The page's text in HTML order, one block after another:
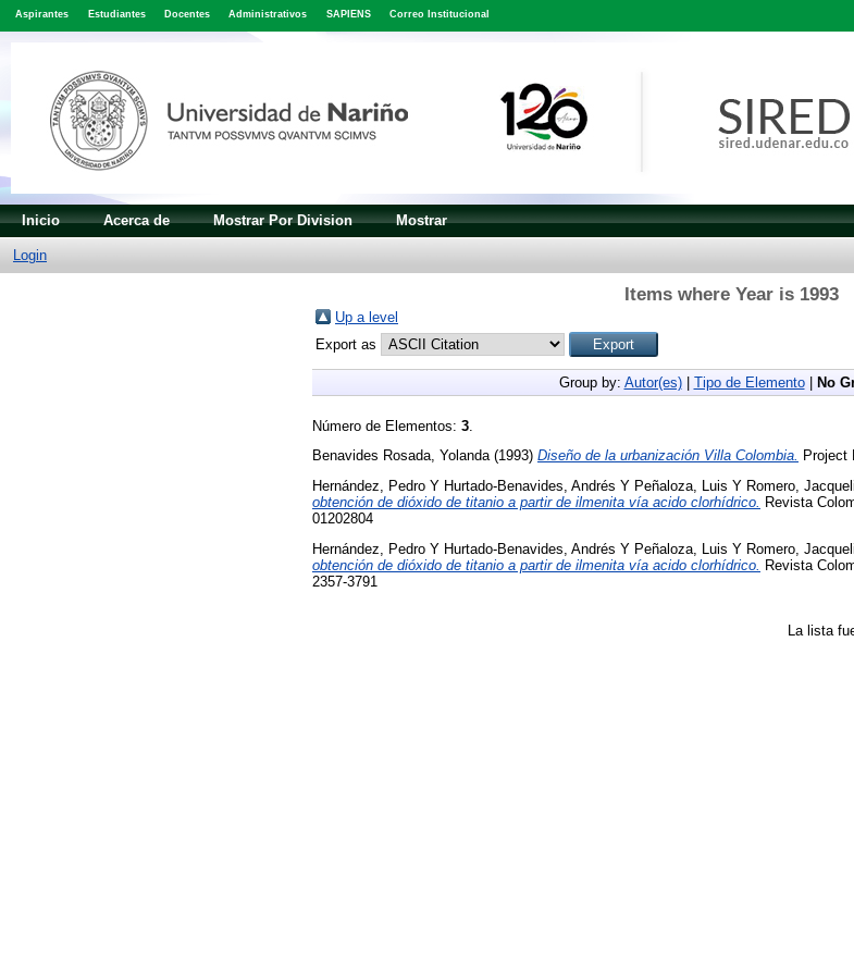
Aspirantes Estudiantes Docentes Administrativos SAPIENS Correo Institucional
Inicio Acerca de Mostrar Por Division Mostrar
Login
Items where Year is 1993
Up a level
Export as
Group by: Autor(es)| Tipo de Elemento| No
Número de Elementos: 3
Benavides Rosada, Yolanda(1993) Diseño de la urbanización Villa Colombia. Project
Hernández, Pedro Y Hurtado-Benavides, Andrés Y Peñaloza, Luis Y Romero,
obtención de dióxido de titanio a partir de ilmenita vía acido clorhídrico. Revista
01202804
Hernández, Pedro Y Hurtado-Benavides, Andrés Y Peñaloza, Luis Y Romero,
obtención de dióxido de titanio a partir de ilmenita vía acido clorhídrico. Revista
2357-3791
La lista